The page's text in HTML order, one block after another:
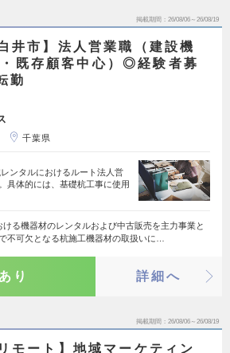
掲載期間 26/08/06～26/08/19
井市】法人営業職（建設機
既存顧客中心）◎経験者募
勤
千葉県
ンタルにおけるルート法人営
具体的には、基礎杭工事に使用
ける機器材のレンタルおよび中古販売を主力事業と
不可欠となる杭施工機器材の取扱いに…
り 詳細へ
掲載期間 26/08/06～26/08/19
モート】地域マーケティン